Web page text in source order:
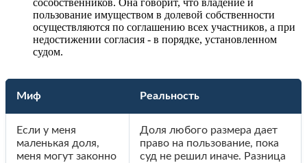
сособственников. Она говорит, что владение и
пользование имуществом в долевой собственности
осуществляются по соглашению всех участников, а при
недостижении согласия - в порядке, установленном
судом.
Миф Реальность
Если у меня
маленькая доля,
меня могут законно
Доля любого размера дает
право на пользование, пока
суд не решил иначе. Разница